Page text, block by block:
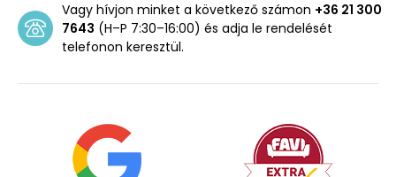
Vagy hívjon minket a következő számon +36 21 300
7643 (H–P 7:30–16:00) és adja le rendelését
telefonon keresztül.